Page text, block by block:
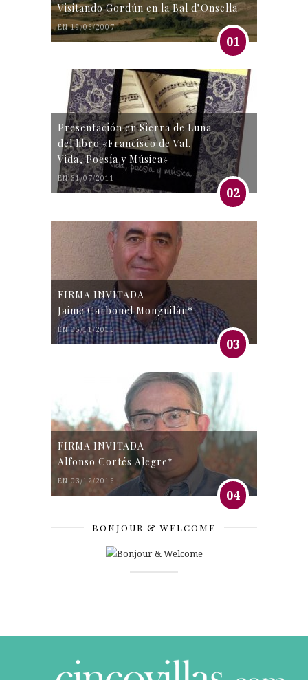
Visitando Gordún en la Bal d’Onsella.
EN 19/06/2007
01
Presentación en Sierra de Luna
del libro «Francisco de Val.
Vida, Poesía y Música»
EN 31/07/2011
02
FIRMA INVITADA
Jaime Carbonel Monguilán*
EN 05/11/2016
03
FIRMA INVITADA
Alfonso Cortés Alegre*
EN 03/12/2016
04
BONJOUR & WELCOME